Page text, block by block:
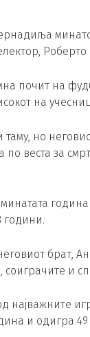
почит на
на
но
веста за
години.
брат,
и
и одигра